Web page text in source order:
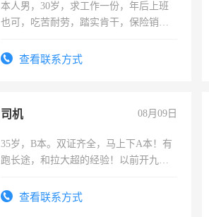
本人男，30岁，求工作一份，年后上班
也可，吃苦耐劳，踏实肯干，保险销售
查看联系方式
司机 08月09日
35岁，B本。双证齐全，马上下A本！有
跑长途，和拉大超的经验！以前开九米
查看联系方式